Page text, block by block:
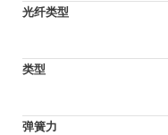
光纤类型
类型
弹簧力